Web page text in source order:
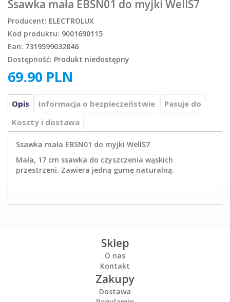
Ssawka mała EBSN01 do myjki WellS7
Producent: ELECTROLUX
Kod produktu: 9001690115
Ean: 7319599032846
Dostępność: Produkt niedostępny
69.90 PLN
Opis Informacja o bezpieczeństwie
Pasuje do
Koszty i dostawa
Ssawka mała EBSN01 do myjki WellS7
Mała, 17 cm ssawka do czyszczenia wąskich
przestrzeni. Zawiera jedną gumę naturalną.
Sklep
O nas
Kontakt
Zakupy
Dostawa